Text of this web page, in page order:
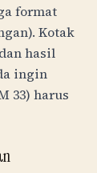
format
Kotak
hasil
ingin
33) harus